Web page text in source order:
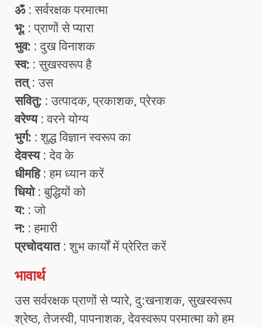
ॐ : सर्वरक्षक परमात्मा
भू: : प्राणों से प्यारा
भुव: : दुख विनाशक
स्व: : सुखस्वरूप है
तत्: उस
सवितु: : उत्पादक, प्रकाशक, प्रेरक
वरेण्य: वरने योग्य
भुर्ग: : शुद्ध विज्ञान स्वरूप का
देवस्य: देव के
धीमहि: हम ध्यान करें
धियो: बुद्धियों को
य: : जो
न: : हमारी
प्रचोदयात : शुभ कार्यों में प्रेरित करें
भावार्थ
उस सर्वरक्षक प्राणों से प्यारे, दु:खनाशक, सुखस्वरूप
श्रेष्ठ, तेजस्वी, पापनाशक, देवस्वरूप परमात्मा को हम